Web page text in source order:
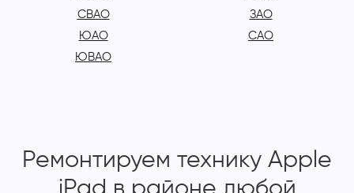
СВАО
ЮАО
ЮВАО
ЗАО
САО
Ремонтируем технику Apple